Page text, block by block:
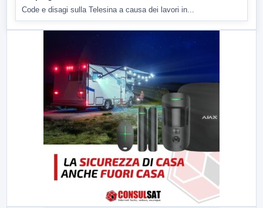
Code e disagi sulla Telesina a causa dei lavori in...